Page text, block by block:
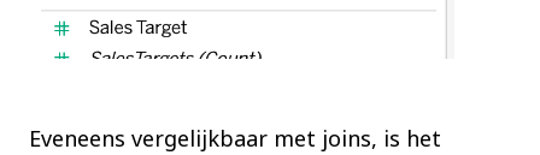
Eveneens vergelijkbaar met joins, is het